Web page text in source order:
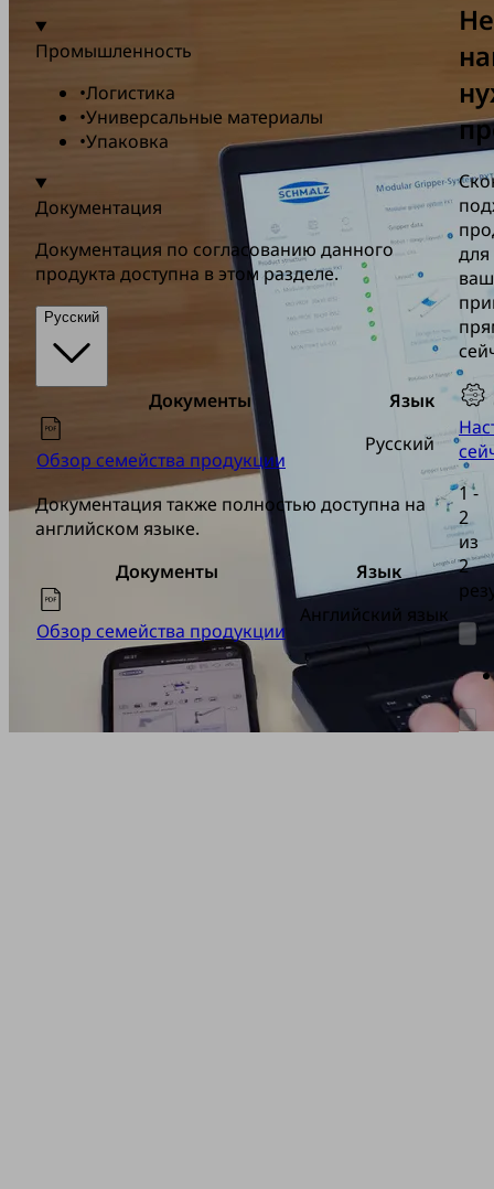
Промышленность
•Логистика
•Универсальные материалы
•Упаковка
Документация
Документация по согласованию данного
продукта доступна в этом разделе.
Русский
Документы Язык
Обзор семейства продукции
Русский
Документация также полностью доступна на
английском языке.
Документы
Язык
Обзор семейства продукции
Английский язык
Не
для
1 -
2
из
2